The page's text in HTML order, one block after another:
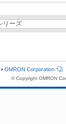
OMRON Corporation
© Copyright OMRON